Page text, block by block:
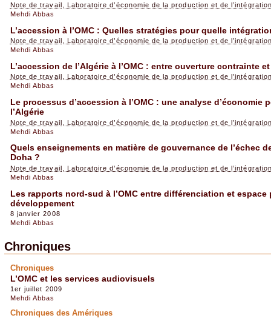
Note de travail, Laboratoire d’économie de la production et de
Mehdi Abbas
L’accession à l’OMC : Quelles stratégies pour quelle
Note de travail, Laboratoire d’économie de la production et de
Mehdi Abbas
L’accession de l’Algérie à l’OMC : entre ouverture contrainte
Note de travail, Laboratoire d’économie de la production et de
Mehdi Abbas
Le processus d’accession à l’OMC : une analyse d’économie
l’Algérie
Note de travail, Laboratoire d’économie de la production et de
Mehdi Abbas
Quels enseignements en matière de gouvernance de l’échec
Doha ?
Note de travail, Laboratoire d’économie de la production et de
Mehdi Abbas
Les rapports nord-sud à l’OMC entre différenciation et
développement
8 janvier 2008
Mehdi Abbas
Chroniques
Chroniques
L’OMC et les services audiovisuels
1er juillet 2009
Mehdi Abbas
Chroniques des Amériques